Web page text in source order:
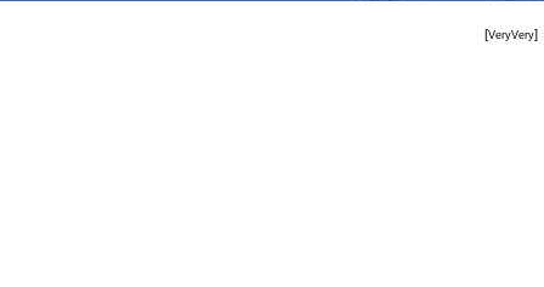
[VeryVery]